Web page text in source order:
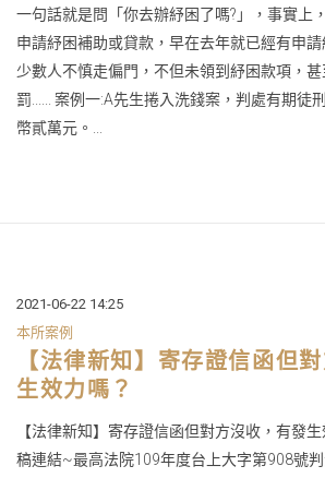
一句話就是問「你去辦紓困了嗎?」，事實上
申請紓困補助或貸款，早在去年就已經有申
少數人不慎走偏門，不但未領到紓困款項，
罰...... 案例一:A先生捲入洗錢案，判處有期徒
幣貳萬元。...
2021-06-22 14:25
本所案例
【法律新知】寄存證信函但
生效力嗎？
【法律新知】寄存證信函但對方沒收，有發
稿連結~最高法院109年度台上大字第908號